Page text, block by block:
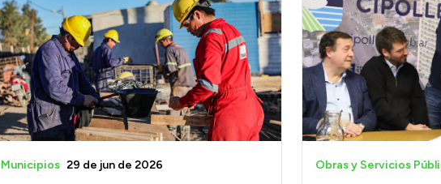
Municipios 29 de jun de 2026 Obras y Servicios